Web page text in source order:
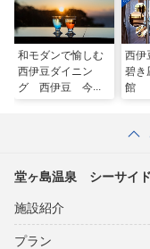
和モダンで愉しむ
西伊豆ダイニン
グ 西伊豆 今宵
西伊
碧き
館
堂ヶ島温泉 シーサイ
施設紹介
プラン